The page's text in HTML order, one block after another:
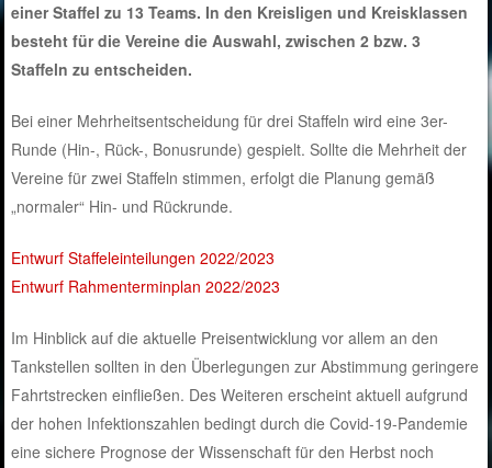
einer Staffel zu 13 Teams. In den Kreisligen und Kreisklassen
besteht für die Vereine die Auswahl, zwischen 2 bzw. 3
Staffeln zu entscheiden.
Bei einer Mehrheitsentscheidung für drei Staffeln wird eine 3er-
Runde (Hin-, Rück-, Bonusrunde) gespielt. Sollte die Mehrheit der
Vereine für zwei Staffeln stimmen, erfolgt die Planung gemäß
„normaler“ Hin- und Rückrunde.
Entwurf Staffeleinteilungen 2022/2023
Entwurf Rahmenterminplan 2022/2023
Im Hinblick auf die aktuelle Preisentwicklung vor allem an den
Tankstellen sollten in den Überlegungen zur Abstimmung geringere
Fahrtstrecken einfließen. Des Weiteren erscheint aktuell aufgrund
der hohen Infektionszahlen bedingt durch die Covid-19-Pandemie
eine sichere Prognose der Wissenschaft für den Herbst noch